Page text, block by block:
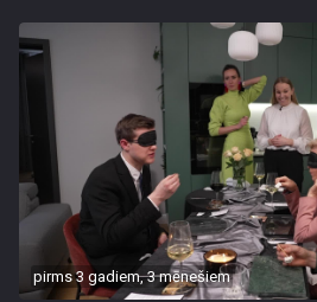
pirms 3 gadiem, 3 mēnešiem